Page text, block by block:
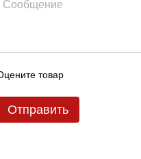
товар
Отправить